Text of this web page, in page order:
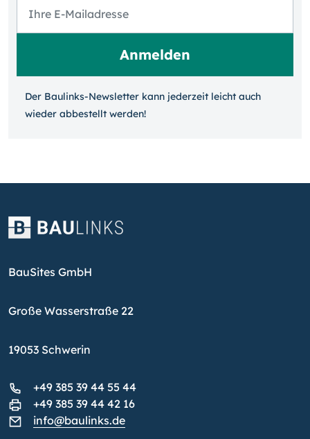
Der Baulinks-Newsletter kann jeder­zeit leicht auch
wieder ab­bestellt werden!
BauSites GmbH
Große Wasserstraße 22
19053 Schwerin
+49 385 39 44 55 44
+49 385 39 44 42 16
info@baulinks.de